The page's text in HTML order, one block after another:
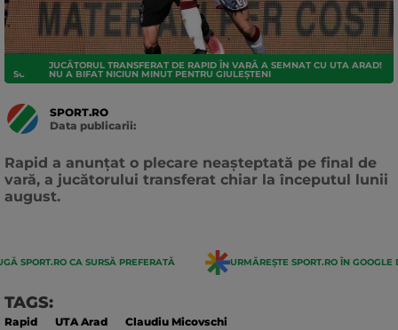
SUPERLIGA
JUCĂTORUL TRANSFERAT DE RAPID ÎN VARĂ A SEMNAT CU UTA ARAD!
NU A BIFAT NICIUN MINUT PENTRU GIULEȘTENI
SPORT.RO
Data publicarii:
Rapid a anunțat o plecare neașteptată pe final de
vară, a jucătorului transferat chiar la începutul lunii
august.
SPORT.RO CA SURSĂ PREFERATĂ URMĂREȘTE SPORT.RO ÎN GOOGLE
TAGS:
Rapid UTA Arad Claudiu Micovschi